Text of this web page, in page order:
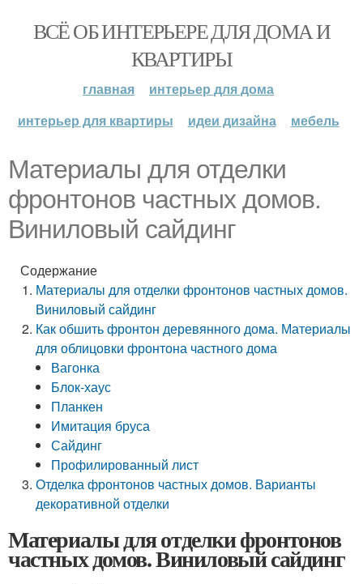
ВСЁ ОБ ИНТЕРЬЕРЕ ДЛЯ ДОМА И
КВАРТИРЫ
главная
интерьер для дома
интерьер для квартиры
идеи дизайна мебель
Материалы для отделки
фронтонов частных домов.
Виниловый сайдинг
Содержание
Материалы для отделки фронтонов частных домов.
Виниловый сайдинг
Как обшить фронтон деревянного дома. Материалы
для облицовки фронтона частного дома
Вагонка
Блок-хаус
Планкен
Имитация бруса
Сайдинг
Профилированный лист
Отделка фронтонов частных домов. Варианты
декоративной отделки
Материалы для отделки фронтонов
частных домов. Виниловый сайдинг